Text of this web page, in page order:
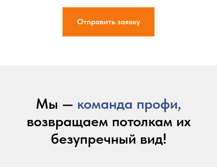
Отправить заявку
Мы — команда профи,
возвращаем потолкам их
безупречный вид!